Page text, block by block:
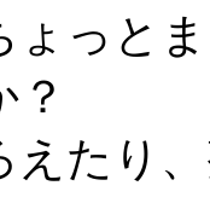
ょっと
たり